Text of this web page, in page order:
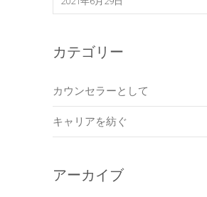
カテゴリー
カウンセラーとして
キャリアを紡ぐ
アーカイブ